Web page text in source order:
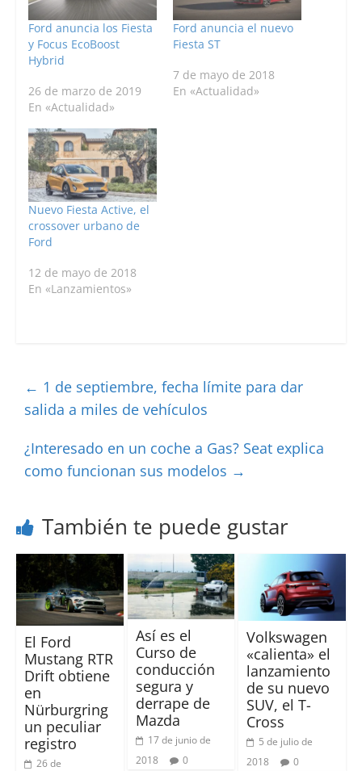
Ford anuncia los Fiesta
y Focus EcoBoost
Hybrid
26 de marzo de 2019
En «Actualidad»
Ford anuncia el nuevo
Fiesta ST
7 de mayo de 2018
En «Actualidad»
Nuevo Fiesta Active, el
crossover urbano de
Ford
12 de mayo de 2018
En «Lanzamientos»
← 1 de septiembre, fecha límite para dar
salida a miles de vehículos
¿Interesado en un coche a Gas? Seat explica
como funcionan sus modelos →
También te puede gustar
El Ford
Mustang RTR
Drift obtiene
en
Nürburgring
un peculiar
registro
26 de
Así es el
Curso de
conducción
segura y
derrape de
Mazda
17 de junio de
2018
0
Volkswagen
«calienta» el
lanzamiento
de su nuevo
SUV, el T-
Cross
5 de julio de
2018
0